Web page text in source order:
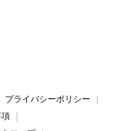
プライバシーポリシー